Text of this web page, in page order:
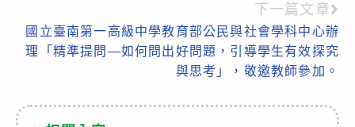
下一篇文章
國立臺南第一高級中學教育部公民與社會學科中心辦
理「精準提問—如何問出好問題，引導學生有效探究
與思考」，敬邀教師參加。